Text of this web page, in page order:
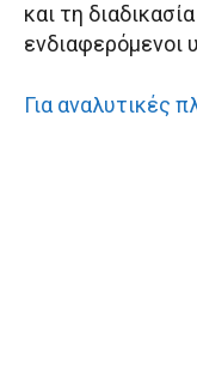
και τη
ενδιαφερόμενοι
Για αναλυτικές